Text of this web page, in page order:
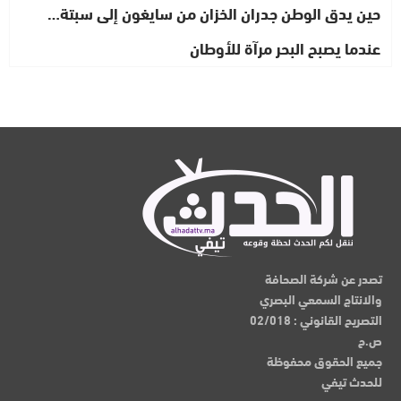
حين يدق الوطن جدران الخزان من سايغون إلى سبتة…
عندما يصبح البحر مرآة للأوطان
تصدر عن شركة الصحافة
والانتاج السمعي البصري
التصريح القانوني : 02/018
ص.ح
جميع الحقوق محفوظة
للحدث تيفي